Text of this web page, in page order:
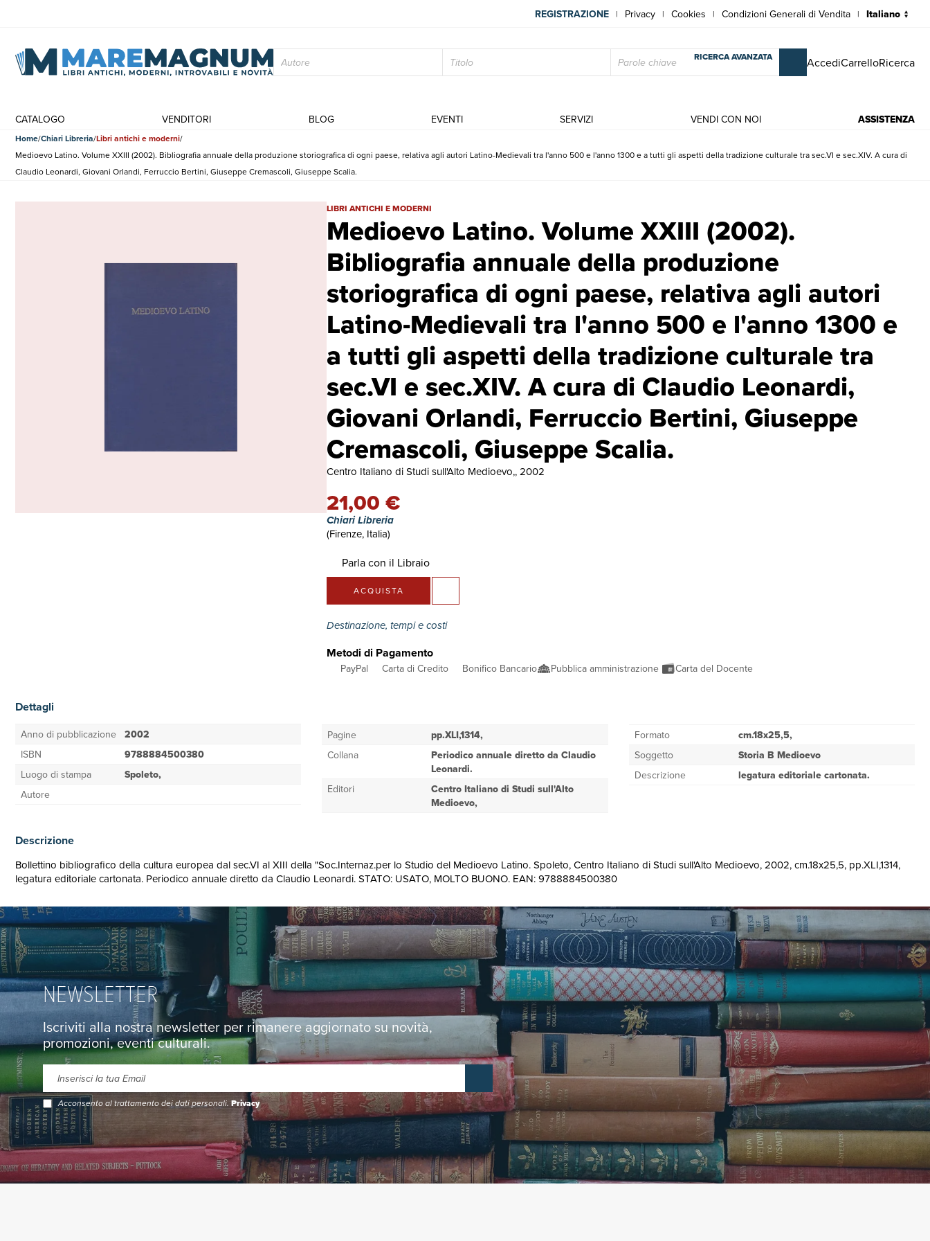
REGISTRAZIONE | Privacy | Cookies | Condizioni Generali di Vendita |
RICERCA AVANZATA AccediCarrelloRicerca
CATALOGO VENDITORI BLOG EVENTI SERVIZI VENDI CON NOI ASSISTENZA
Home Chiari Libreria Libri antichi e moderni
Medioevo Latino. Volume XXIII (2002). Bibliografia annuale della produzione storiografica di ogni paese, relativa agli autori Latino-Medievali tra l'anno 500 e l'anno 1300 e a tutti gli aspetti della tradizione culturale tra sec.VI e sec.XIV. A cura di
Claudio Leonardi, Giovani Orlandi, Ferruccio Bertini, Giuseppe Cremascoli, Giuseppe Scalia.
Medioevo Latino. Volume XXIII (2002).
Bibliografia annuale della produzione
storiografica di ogni paese, relativa agli autori
Latino-Medievali tra l'anno 500 e l'anno 1300 e
a tutti gli aspetti della tradizione culturale tra
sec.VI e sec.XIV. A cura di Claudio Leonardi,
Giovani Orlandi, Ferruccio Bertini, Giuseppe
Cremascoli, Giuseppe Scalia.
Medioevo Latino. Volume XXIII (2002). Bibliografia annuale della produzione storiografica di ogni paese, relativa agli autori Latino-
LIBRI ANTICHI E MODERNI
Centro Italiano di Studi sull'Alto Medioevo,, 2002
21,00 €
Chiari Libreria
(Firenze, Italia)
Parla con il Libraio
ACQUISTA
Destinazione, tempi e costi
Metodi di Pagamento
PayPal Carta di Credito Bonifico Bancario Pubblica amministrazione Carta del Docente
Dettagli
Anno di pubblicazione 2002
ISBN
9788884500380
Luogo di stampa
Spoleto,
Autore
Pagine
pp.XLI,1314,
Collana
Periodico annuale diretto da Claudio
Leonardi.
Editori
Centro Italiano di Studi sull'Alto
Medioevo,
Formato
cm.18x25,5,
Soggetto
Storia B Medioevo
Descrizione
legatura editoriale cartonata.
Descrizione
Bollettino bibliografico della cultura europea dal sec.VI al XIII della "Soc.Internaz.per lo Studio del Medioevo Latino. Spoleto, Centro Italiano di Studi sull'Alto Medioevo, 2002, cm.18x25,5, pp.XLI,1314,
legatura editoriale cartonata. Periodico annuale diretto da Claudio Leonardi. STATO: USATO, MOLTO BUONO. EAN: 9788884500380
NEWSLETTER
Iscriviti alla nostra newsletter per rimanere aggiornato su novità,
promozioni, eventi culturali.
Acconsento al trattamento dei dati personali.Privacy